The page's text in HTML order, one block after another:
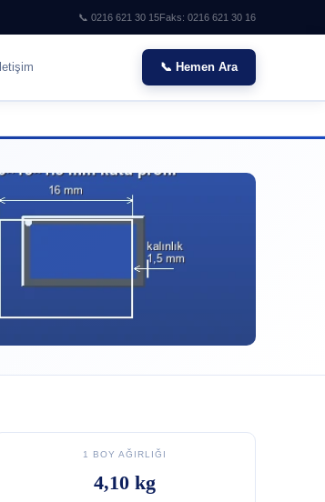
📞 0216 621 30 15Faks: 0216 621 30 16
İletişim 📞 Hemen Ara
1 BOY AĞIRLIĞI
4,10 kg